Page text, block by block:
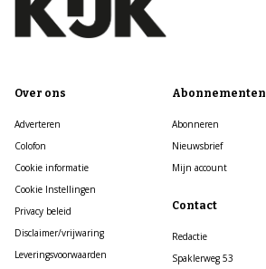
Over ons
Adverteren
Colofon
Cookie informatie
Cookie Instellingen
Privacy beleid
Disclaimer/vrijwaring
Leveringsvoorwaarden
Abonnementen
Abonneren
Nieuwsbrief
Mijn account
Contact
Redactie
Spaklerweg 53